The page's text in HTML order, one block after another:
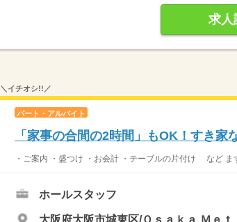
求人
＼イチオシ!!／
パート・アルバイト
「家事の合間の2時間」もOK！すき家
・ご案内 ・盛つけ ・お会計 ・テーブルの片付け など
ホールスタッフ